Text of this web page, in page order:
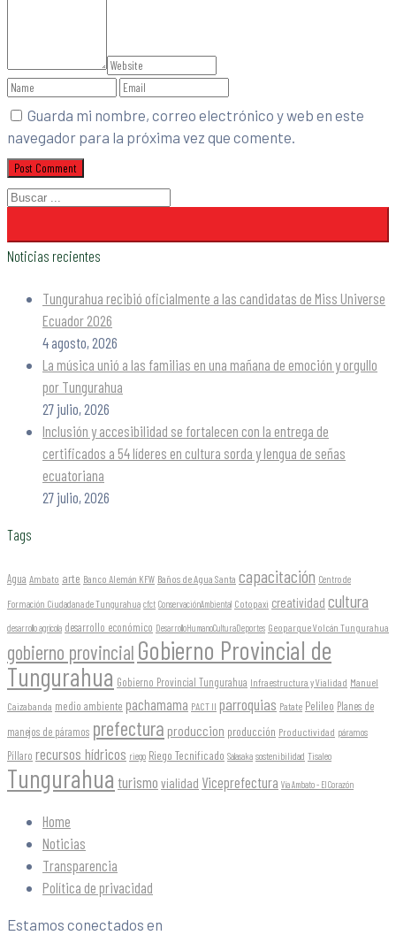
Guarda mi nombre, correo electrónico y web en este
navegador para la próxima vez que comente.
Noticias recientes
Tungurahua recibió oficialmente a las candidatas de Miss Universe
Ecuador 2026
4 agosto, 2026
La música unió a las familias en una mañana de emoción y orgullo
por Tungurahua
27 julio, 2026
Inclusión y accesibilidad se fortalecen con la entrega de
certificados a 54 líderes en cultura sorda y lengua de señas
ecuatoriana
27 julio, 2026
Tags
Agua Ambato arte Banco Alemán KFW Baños de Agua Santa capacitación Centro de
Formación Ciudadana de Tungurahua cfct ConservaciónAmbiental Cotopaxi creatividad cultura
desarrollo agrícola desarrollo económico DesarrolloHumanoCulturaDeportes Geoparque Volcán Tungurahua
gobierno provincial Gobierno Provincial de
Tungurahua Gobierno Provincial Tungurahua Infraestructura y Vialidad Manuel
Caizabanda medio ambiente pachamama PACT II parroquias Patate Pelileo Planes de
manejos de páramos prefectura produccion producción Productividad páramos
Píllaro recursos hídricos riego Riego Tecnificado Salasaka sostenibilidad Tisaleo
Tungurahua turismo vialidad Viceprefectura Vía Ambato - El Corazón
Home
Noticias
Transparencia
Política de privacidad
Estamos conectados en